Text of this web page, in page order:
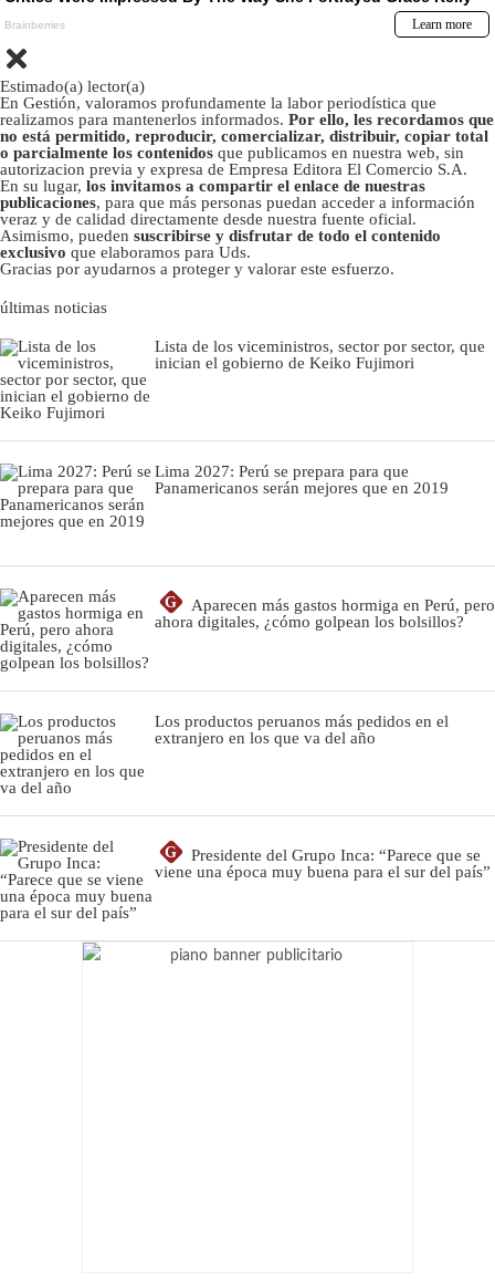
Estimado(a) lector(a)
En Gestión, valoramos profundamente la labor periodística que
realizamos para mantenerlos informados. Por ello, les recordamos que
no está permitido, reproducir, comercializar, distribuir, copiar total
o parcialmente los contenidos que publicamos en nuestra web, sin
autorizacion previa y expresa de Empresa Editora El Comercio S.A.
En su lugar, los invitamos a compartir el enlace de nuestras
publicaciones, para que más personas puedan acceder a información
veraz y de calidad directamente desde nuestra fuente oficial.
Asimismo, pueden suscribirse y disfrutar de todo el contenido
exclusivo que elaboramos para Uds.
Gracias por ayudarnos a proteger y valorar este esfuerzo.
últimas noticias
Lista de los viceministros, sector por sector, que
inician el gobierno de Keiko Fujimori
Lima 2027: Perú se prepara para que
Panamericanos serán mejores que en 2019
G
Aparecen más gastos hormiga en Perú, pero
ahora digitales, ¿cómo golpean los bolsillos?
Los productos peruanos más pedidos en el
extranjero en los que va del año
G
Presidente del Grupo Inca: “Parece que se
viene una época muy buena para el sur del país”